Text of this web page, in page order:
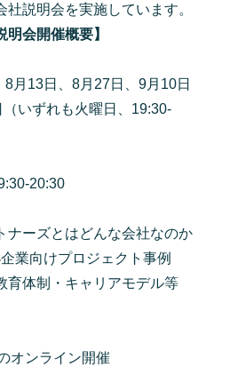
社説明会を実施しています。
明会開催概要】
月13日、8月27日、9月10日
（いずれも火曜日、19:30-
20:30
ナーズとはどんな会社なのか
業向けプロジェクト事例
育体制・キャリアモデル等
オンライン開催